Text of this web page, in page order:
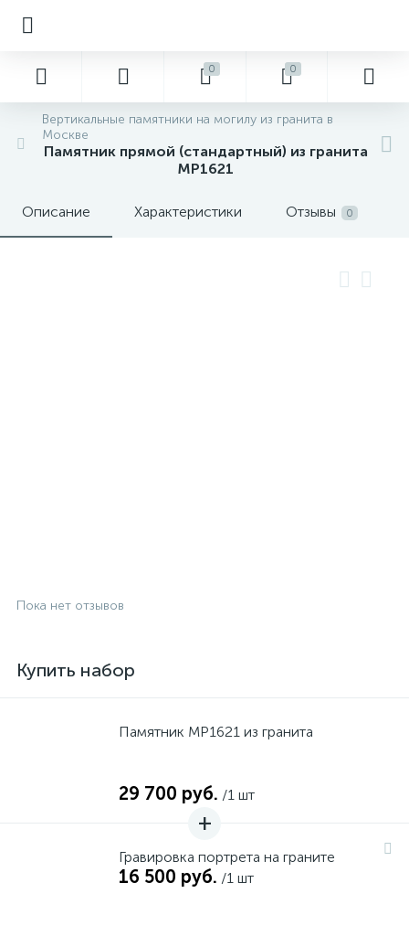
0 0
Вертикальные памятники на могилу из гранита в
Москве
Памятник прямой (стандартный) из гранита
MP1621
Описание Характеристики Отзывы 0
Пока нет отзывов
Купить набор
Памятник MP1621 из гранита
29 700 руб. /1 шт
Гравировка портрета на граните
16 500 руб. /1 шт